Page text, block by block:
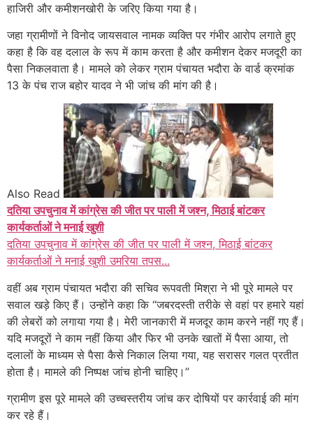
हाजिरी और कमीशनखोरी के जरिए किया गया है।
जहा ग्रामीणों ने विनोद जायसवाल नामक व्यक्ति पर गंभीर आरोप लगाते हुए
कहा है कि वह दलाल के रूप में काम करता है और कमीशन देकर मजदूरी का
पैसा निकलवाता है। मामले को लेकर ग्राम पंचायत भदौरा के वार्ड क्रमांक
13 के पंच राज बहोर यादव ने भी जांच की मांग की है।
Also Read
दतिया उपचुनाव में कांग्रेस की जीत पर पाली में जश्न, मिठाई बांटकर
कार्यकर्ताओं ने मनाई खुशी
दतिया उपचुनाव में कांग्रेस की जीत पर पाली में जश्न, मिठाई बांटकर
कार्यकर्ताओं ने मनाई खुशी उमरिया तपस...
वहीं अब ग्राम पंचायत भदौरा की सचिव रूपवती मिश्रा ने भी पूरे मामले पर
सवाल खड़े किए हैं। उन्होंने कहा कि “जबरदस्ती तरीके से वहां पर हमारे यहां
की लेबरों को लगाया गया है। मेरी जानकारी में मजदूर काम करने नहीं गए हैं।
यदि मजदूरों ने काम नहीं किया और फिर भी उनके खातों में पैसा आया, तो
दलालों के माध्यम से पैसा कैसे निकाल लिया गया, यह सरासर गलत प्रतीत
होता है। मामले की निष्पक्ष जांच होनी चाहिए।”
ग्रामीण इस पूरे मामले की उच्चस्तरीय जांच कर दोषियों पर कार्रवाई की मांग
कर रहे हैं।